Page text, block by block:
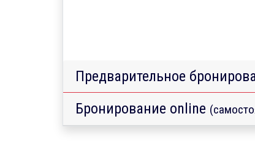
Предварительное
Бронирование online